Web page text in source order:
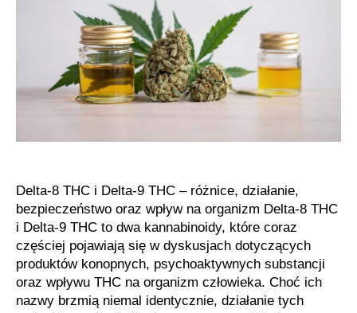
Delta-8 THC i Delta-9 THC – różnice, działanie,
bezpieczeństwo oraz wpływ na organizm Delta-8 THC
i Delta-9 THC to dwa kannabinoidy, które coraz
częściej pojawiają się w dyskusjach dotyczących
produktów konopnych, psychoaktywnych substancji
oraz wpływu THC na organizm człowieka. Choć ich
nazwy brzmią niemal identycznie, działanie tych